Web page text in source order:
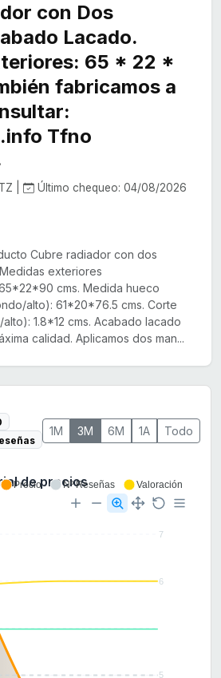
con Dos
Lacado.
65 * 22 *
fabricamos a
Tfno
|
Último chequeo: 04/08/2026
Cubre radiador con dos
exteriores
cms. Medida hueco
alto): 61*20*76.5 cms. Corte
1.8*12 cms. Acabado lacado
calidad. Aplicamos dos man...
1M 3M 6M 1A Todo
de precios
7
6
5
Precio Nº Reseñas Valoración